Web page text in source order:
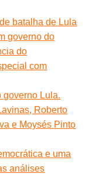
batalha de Lula
governo do
do
com
governo Lula.
Roberto
e Moysés Pinto
e uma
análises